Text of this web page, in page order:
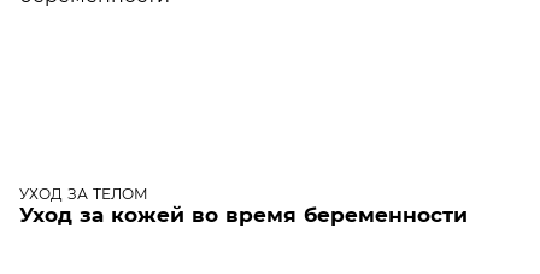
УХОД ЗА ТЕЛОМ
Уход за кожей во время беременности